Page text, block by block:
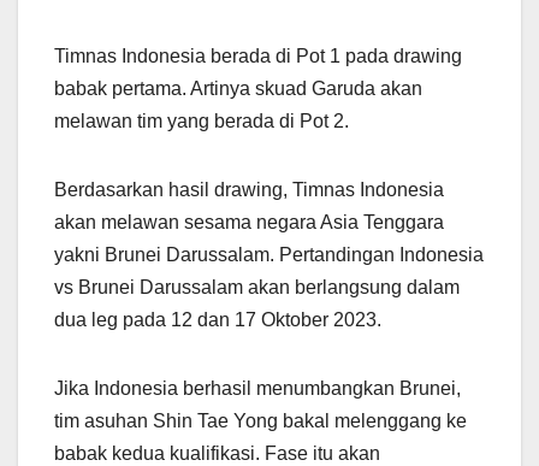
Timnas Indonesia berada di Pot 1 pada drawing
babak pertama. Artinya skuad Garuda akan
melawan tim yang berada di Pot 2.
Berdasarkan hasil drawing, Timnas Indonesia
akan melawan sesama negara Asia Tenggara
yakni Brunei Darussalam. Pertandingan Indonesia
vs Brunei Darussalam akan berlangsung dalam
dua leg pada 12 dan 17 Oktober 2023.
Jika Indonesia berhasil menumbangkan Brunei,
tim asuhan Shin Tae Yong bakal melenggang ke
babak kedua kualifikasi. Fase itu akan